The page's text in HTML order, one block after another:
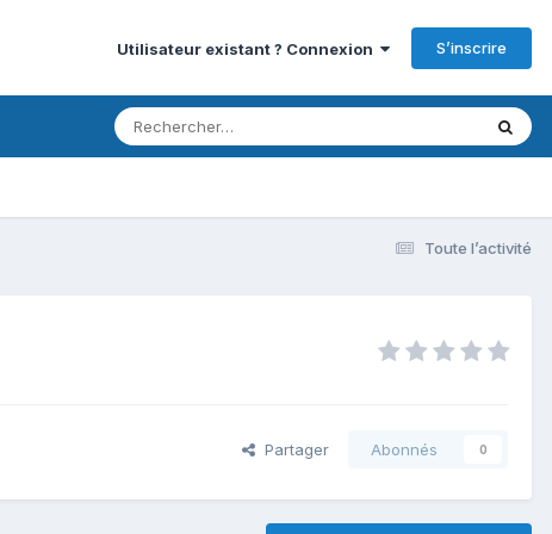
Utilisateur existant ? Connexion S’inscrire
Toute l’activité
Partager Abonnés 0